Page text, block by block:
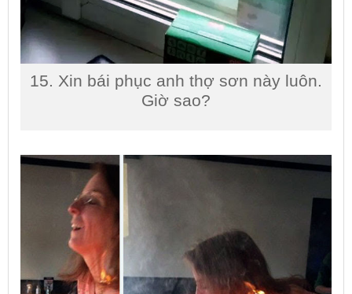
15. Xin bái phục anh thợ sơn này luôn.
Giờ sao?